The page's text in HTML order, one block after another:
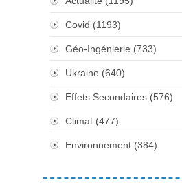
Covid (1193)
Géo-Ingénierie (733)
Ukraine (640)
Effets Secondaires (576)
Climat (477)
Environnement (384)